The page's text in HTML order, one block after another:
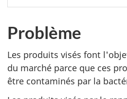
Problème
Les produits visés font
du marché parce que ces
être contaminés par la